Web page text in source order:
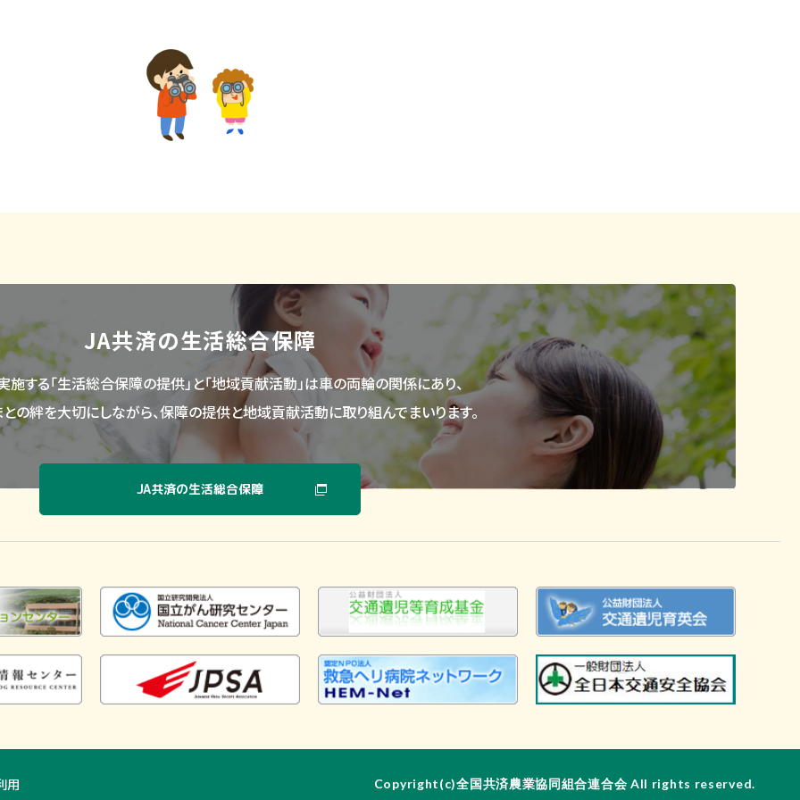
JA共済の生活総合保障
する「生活総合保障の提供」と「地域貢献活動」は車の両輪の関係にあり、
の絆を大切にしながら、保障の提供と地域貢献活動に取り組んでまいります。
JA共済の生活総合保障
用 Copyright(c)全国共済農業協同組合連合会 All rights reserved.